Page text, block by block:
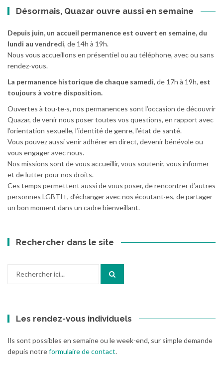
Désormais, Quazar ouvre aussi en semaine
Depuis juin, un accueil permanence est ouvert en semaine, du
lundi au vendredi, de 14h à 19h.
Nous vous accueillons en présentiel ou au téléphone, avec ou sans
rendez-vous.
La permanence historique de chaque samedi, de 17h à 19h, est
toujours à votre disposition.
Ouvertes à tou·te·s, nos permanences sont l’occasion de découvrir
Quazar, de venir nous poser toutes vos questions, en rapport avec
l’orientation sexuelle, l’identité de genre, l’état de santé.
Vous pouvez aussi venir adhérer en direct, devenir bénévole ou
vous engager avec nous.
Nos missions sont de vous accueillir, vous soutenir, vous informer
et de lutter pour nos droits.
Ces temps permettent aussi de vous poser, de rencontrer d’autres
personnes LGBTI+, d’échanger avec nos écoutant·es, de partager
un bon moment dans un cadre bienveillant.
Rechercher dans le site
Les rendez-vous individuels
Ils sont possibles en semaine ou le week-end, sur simple demande
depuis notreformulaire de contact.